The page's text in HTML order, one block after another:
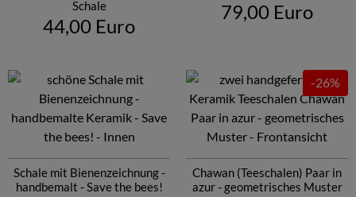
Schale
44,00 Euro
79,00 Euro
Schale mit Bienenzeichnung -
handbemalt - Save the bees!
Chawan (Teeschalen) Paar in
azur - geometrisches Muster
-26%